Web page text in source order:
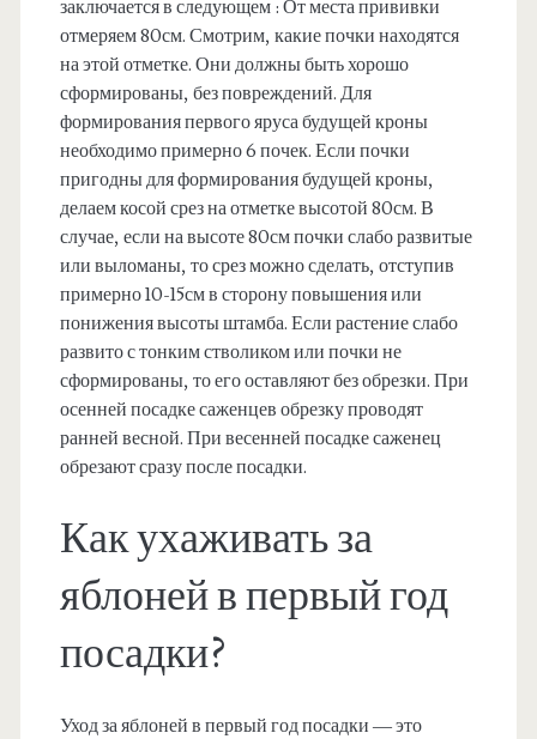
заключается в следующем : От места прививки
отмеряем 80см. Смотрим, какие почки находятся
на этой отметке. Они должны быть хорошо
сформированы, без повреждений. Для
формирования первого яруса будущей кроны
необходимо примерно 6 почек. Если почки
пригодны для формирования будущей кроны,
делаем косой срез на отметке высотой 80см. В
случае, если на высоте 80см почки слабо развитые
или выломаны, то срез можно сделать, отступив
примерно 10-15см в сторону повышения или
понижения высоты штамба. Если растение слабо
развито с тонким стволиком или почки не
сформированы, то его оставляют без обрезки. При
осенней посадке саженцев обрезку проводят
ранней весной. При весенней посадке саженец
обрезают сразу после посадки.
Как ухаживать за
яблоней в первый год
посадки?
Уход за яблоней в первый год посадки — это